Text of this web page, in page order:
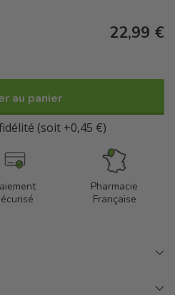
22,99 €
au panier
(soit +0,45 €)
Pharmacie
Française